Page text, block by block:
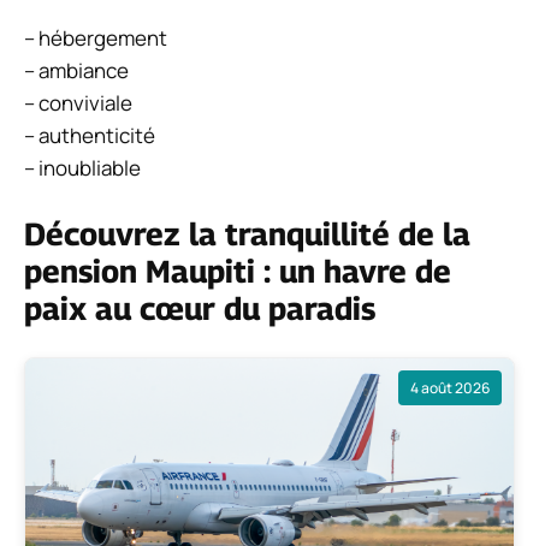
– hébergement
– ambiance
– conviviale
– authenticité
– inoubliable
Découvrez la tranquillité de la
pension Maupiti : un havre de
paix au cœur du paradis
4 août 2026